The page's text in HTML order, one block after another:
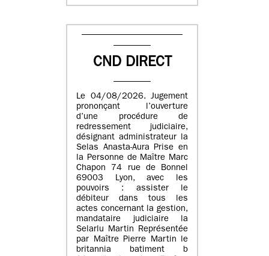
CND DIRECT
Le 04/08/2026. Jugement
prononçant l’ouverture
d’une procédure de
redressement judiciaire,
désignant administrateur la
Selas Anasta-Aura Prise en
la Personne de Maître Marc
Chapon 74 rue de Bonnel
69003 Lyon, avec les
pouvoirs : assister le
débiteur dans tous les
actes concernant la gestion,
mandataire judiciaire la
Selarlu Martin Représentée
par Maître Pierre Martin le
britannia batiment b